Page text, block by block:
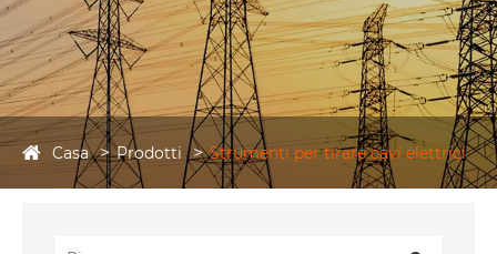
Casa Prodotti Strumenti per tirare cavi elettrici